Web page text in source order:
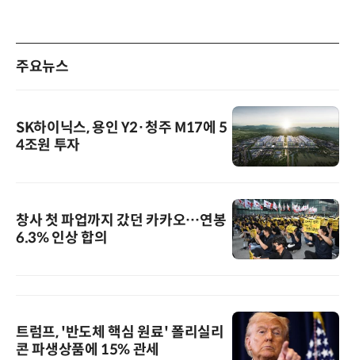
주요뉴스
SK하이닉스, 용인 Y2·청주 M17에 5
4조원 투자
창사 첫 파업까지 갔던 카카오…연봉
6.3% 인상 합의
트럼프, '반도체 핵심 원료' 폴리실리
콘 파생상품에 15% 관세